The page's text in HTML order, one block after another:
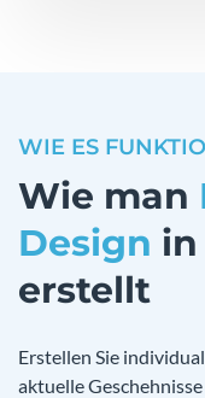
WIE ES
Wie man
Design in
erstellt
Erstellen Sie
aktuelle